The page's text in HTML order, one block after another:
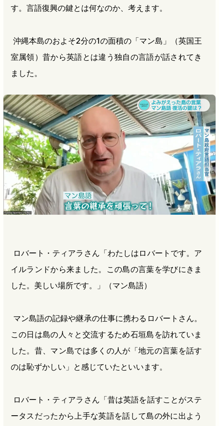
す。言語復興の鍵とは何なのか、考えます。
沖縄本島のおよそ2分の1の面積の「マン島」（英国王
室属領）昔から英語とは違う独自の言語が話されてき
ました。
ロバート・ティアラさん「わたしはロバートです。ア
イルランドから来ました。この島の言葉を学びにきま
した。美しい場所です。」（マン島語）
マン島語の記録や継承の仕事に携わるロバートさん。
この日は島の人々と交流するため石垣島を訪れていま
した。昔、マン島では多くの人が「地元の言葉を話す
のは恥ずかしい」と感じていたといいます。
ロバート・ティアラさん「昔は英語を話すことがステ
ータスだったから上手な英語を話して島の外に出よう